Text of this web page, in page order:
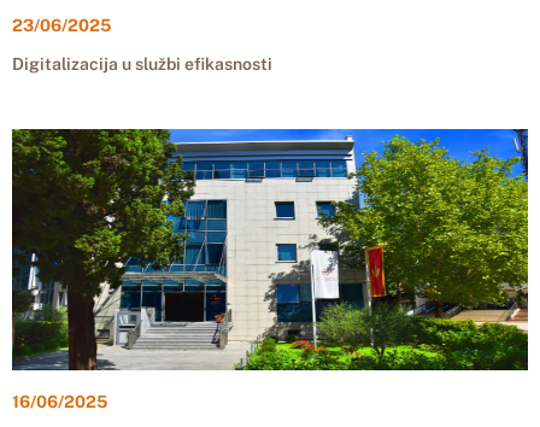
23/06/2025
Digitalizacija u službi efikasnosti
16/06/2025